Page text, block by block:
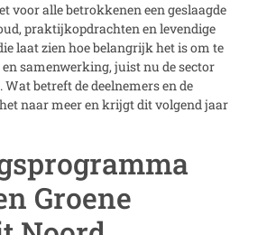
voor alle betrokkenen een geslaagde
praktijkopdrachten en levendige
laat zien hoe belangrijk het is om te
samenwerking, juist nu de sector
betreft de deelnemers en de
naar meer en krijgt dit volgend jaar
Groene